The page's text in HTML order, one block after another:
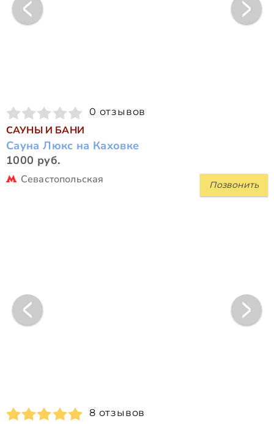
0 отзывов
САУНЫ И БАНИ
Сауна Люкс на Каховке
1000 руб.
Позвонить
Севастопольская
8 отзывов